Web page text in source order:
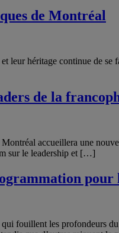
de Montréal
héritage continue de se
de la
accueillera une
sur le leadership et […]
pour
fouillent les profondeurs